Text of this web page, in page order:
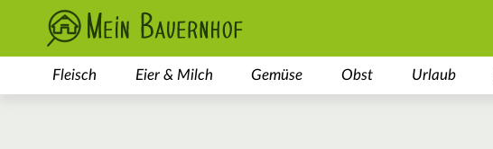
Fleisch Eier & Milch Gemüse Obst Urlaub